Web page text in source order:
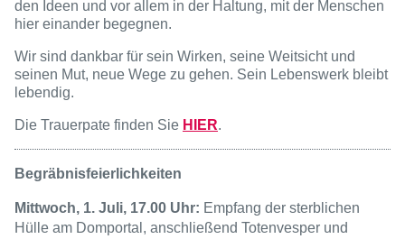
den Ideen und vor allem in der Haltung, mit der Menschen
hier einander begegnen.
Wir sind dankbar für sein Wirken, seine Weitsicht und
seinen Mut, neue Wege zu gehen. Sein Lebenswerk bleibt
lebendig.
Die Trauerpate finden Sie HIER.
Begräbnisfeierlichkeiten
Mittwoch, 1. Juli, 17.00 Uhr: Empfang der sterblichen
Hülle am Domportal, anschließend Totenvesper und